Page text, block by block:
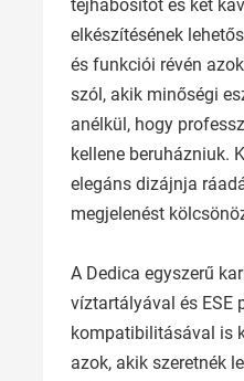
tejhabosítót és két
elkészítésének
és funkciói révén
szól, akik minőségi
anélkül, hogy
kellene beruházniuk.
elegáns dizájnja
megjelenést
A Dedica egyszerű
víztartályával és ESE
kompatibilitásával is
azok, akik szeretnék